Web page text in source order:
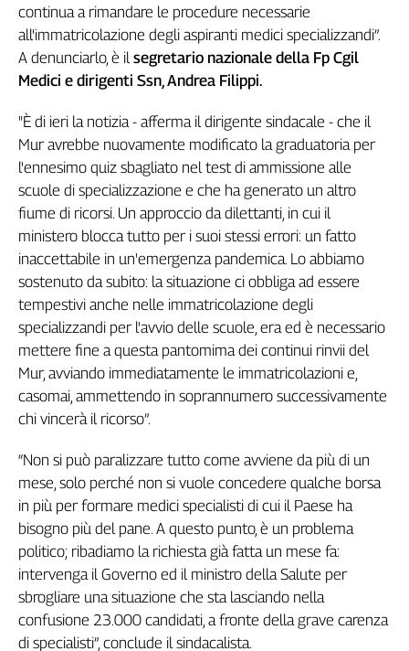
Flc
Fp
Nidil
Slc
Inca
Caaf
Speciali
G8
di
Genova,
il
sangue
ragione
120
anni
Cgil
Collettiva
Collettiva
Play
Rubriche
Collettiva
Talk
La
settimana
Collettiva
continua a rimandare le procedure necessarie
all'immatricolazione degli aspiranti medici specializzandi”.
A denunciarlo, è ilsegretario nazionale della Fp Cgil
Medici e dirigenti Ssn, Andrea Filippi.
"È di ieri la notizia - afferma il dirigente sindacale - che il
Mur avrebbe nuovamente modificato la graduatoria per
l'ennesimo quiz sbagliato nel test di ammissione alle
scuole di specializzazione e che ha generato un altro
fiume di ricorsi. Un approccio da dilettanti, in cui il
ministero blocca tutto per i suoi stessi errori: un fatto
inaccettabile in un'emergenza pandemica. Lo abbiamo
sostenuto da subito: la situazione ci obbliga ad essere
tempestivi anche nelle immatricolazione degli
specializzandi per l'avvio delle scuole, era ed è necessario
mettere fine a questa pantomima dei continui rinvii del
Mur, avviando immediatamente le immatricolazioni e,
casomai, ammettendo in soprannumero successivamente
chi vincerà il ricorso”.
“Non si può paralizzare tutto come avviene da più di un
mese, solo perché non si vuole concedere qualche borsa
in più per formare medici specialisti di cui il Paese ha
bisogno più del pane. A questo punto, è un problema
politico; ribadiamo la richiesta già fatta un mese fa:
intervenga il Governo ed il ministro della Salute per
sbrogliare una situazione che sta lasciando nella
confusione 23.000 candidati, a fronte della grave carenza
di specialisti”, conclude il sindacalista.